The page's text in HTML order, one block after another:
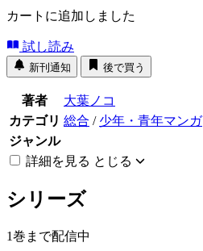
カートに追加しました
試し読み
新刊通知 後で買う
著者
大葉ノコ
カテゴリ 総合 / 少年・青年マンガ
ジャンル
詳細を見る とじる
シリーズ
1巻まで配信中